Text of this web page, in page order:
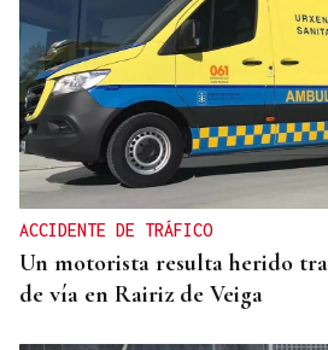
ACCIDENTE DE TRÁFICO
Un motorista resulta herido
de vía en Rairiz de Veiga